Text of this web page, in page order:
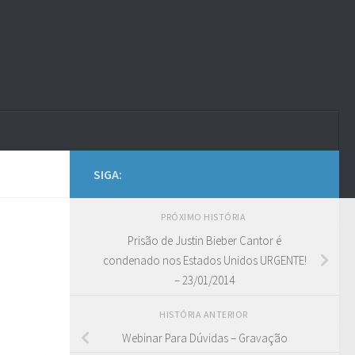
SIGA:
PRÓXIMO HISTÓRIA
Prisão de Justin Bieber Cantor é
condenado nos Estados Unidos URGENTE!
– 23/01/2014
HISTÓRIA ANTERIOR
Webinar Para Dúvidas – Gravação